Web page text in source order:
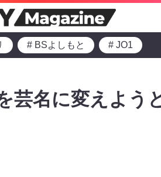
# BSよしもと # JO1
芸名に変えよう